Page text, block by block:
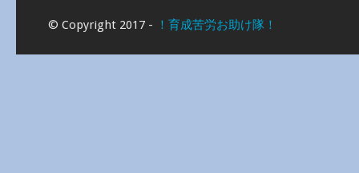
© Copyright 2017 - ！育成苦労お助け隊！